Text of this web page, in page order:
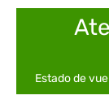
Estado de